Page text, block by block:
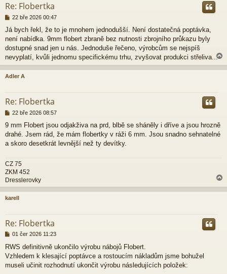
Re: Flobertka
P
í
s
p
ě
e
k
22 bře 2026 00:47
Já bych řekl, že to je mnohem jednodušší. Není dostatečná poptávka,
není nabídka. 9mm flobert zbraně bez nutnosti zbrojního průkazu byly
dostupné snad jen u nás. Jednoduše řečeno, výrobcům se nejspíš
nevyplatí, kvůli jednomu specifickému trhu, zvyšovat produkci střeliva...
a
h
Adler A
Re: Flobertka
P
í
s
p
e
k
22 bře 2026 08:57
9 mm Flobert jsou odjakživa na prd, blbě se sháněly i dříve a jsou hrozně
drahé. Jsem rád, že mám flobertky v ráži 6 mm. Jsou snadno sehnatelné
a skoro desetkrát levnější než ty devítky.
CZ 75
ZKM 452
Dresslerovky
a
h
karell
Re: Flobertka
P
í
s
p
01 čer 2026 11:23
RWS definitivně ukončilo výrobu nábojů Flobert.
Vzhledem k klesající poptávce a rostoucím nákladům jsme bohužel
museli učinit rozhodnutí ukončit výrobu následujících položek: